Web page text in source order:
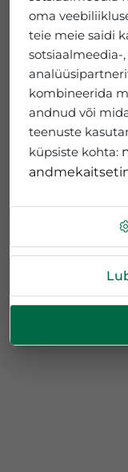
oma
teie meie saidi
sotsiaalmeedia-
kombineerida
andnud või
teenuste
küpsiste kohta: